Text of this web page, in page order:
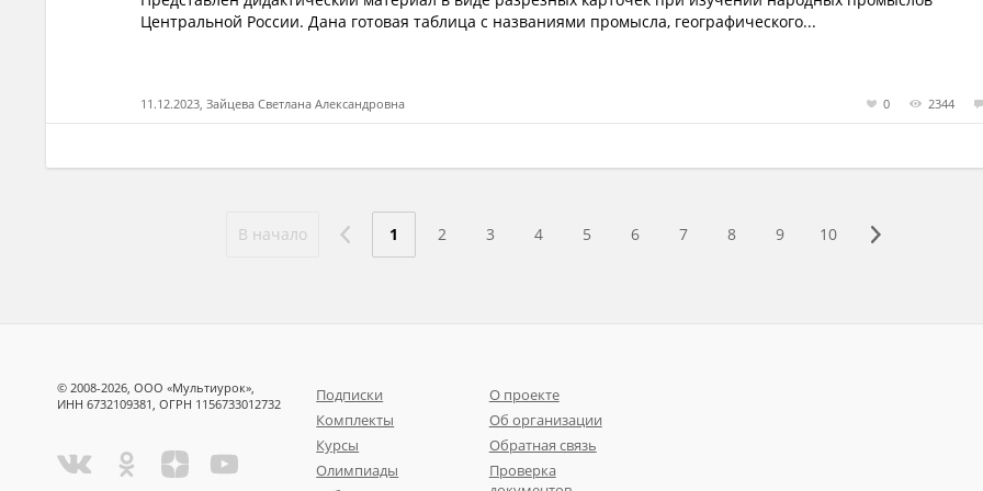
Центральной России. Дана готовая таблица с названиями промысла, географического...
11.12.2023, Зайцева Светлана Александровна 0 2344
В начало 1 2 3 4 5 6 7 8 9 10
© 2008-2026, ООО «Мультиурок»,
ИНН 6732109381, ОГРН 1156733012732
Подписки
Комплекты
Курсы
Олимпиады
О проекте
Об организации
Обратная связь
Проверка